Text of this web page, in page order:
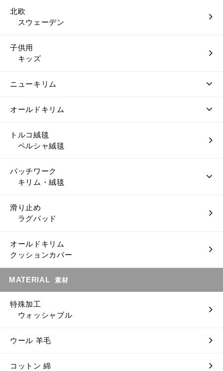
北欧
スウェーデン
子供用
キッズ
ニューキリム
オールドキリム
トルコ絨毯
ペルシャ絨毯
パッチワーク
キリム・絨毯
滑り止め
ラグパッド
オールドキリム
クッションカバー
MATERIAL 素材
特殊加工
ウォッシャブル
ウール 羊毛
コットン 綿